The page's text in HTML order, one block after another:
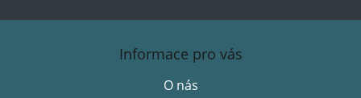
Informace pro vás
O nás